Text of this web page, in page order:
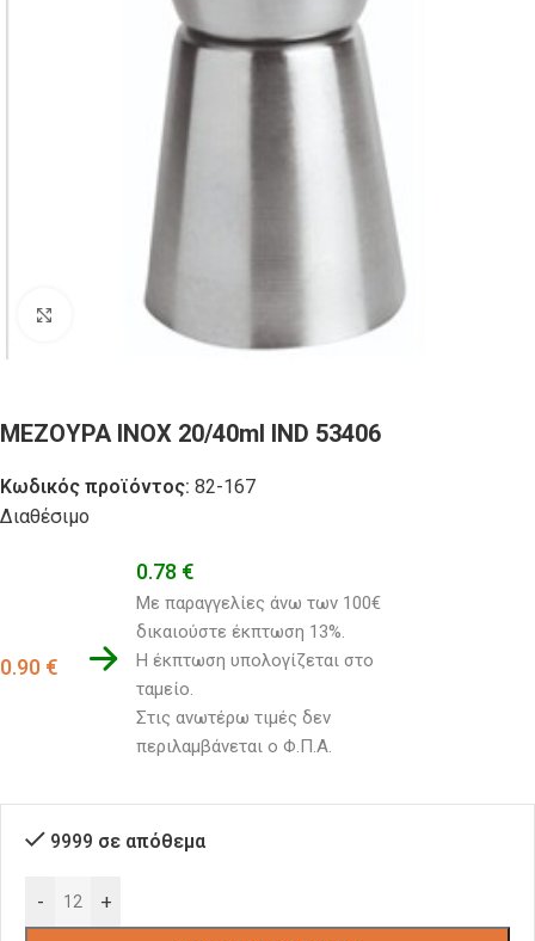
Click to enlarge
ΜΕΖΟΥΡΑ ΙΝΟΧ 20/40ml IND 53406
Κωδικός προϊόντος: 82-167
Διαθέσιμο
0.90 €
0.78 €
Με παραγγελίες άνω των 100€
δικαιούστε έκπτωση 13%.
Η έκπτωση υπολογίζεται στο
ταμείο.
Στις ανωτέρω τιμές δεν
περιλαμβάνεται ο Φ.Π.Α.
9999 σε απόθεμα
- +